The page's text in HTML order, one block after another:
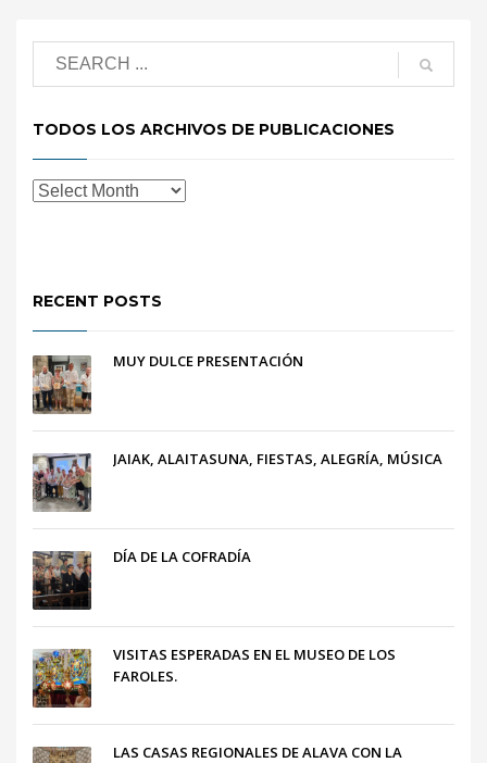
TODOS LOS ARCHIVOS DE PUBLICACIONES
RECENT POSTS
MUY DULCE PRESENTACIÓN
JAIAK, ALAITASUNA, FIESTAS, ALEGRÍA, MÚSICA
DÍA DE LA COFRADÍA
VISITAS ESPERADAS EN EL MUSEO DE LOS
FAROLES.
LAS CASAS REGIONALES DE ALAVA CON LA